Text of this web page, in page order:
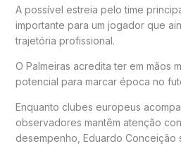
A possível estreia pelo time
importante para um jogador que
trajetória profissional.
O Palmeiras acredita ter em mãos
potencial para marcar época no
Enquanto clubes europeus
observadores mantêm atenção
desempenho, Eduardo Conceição